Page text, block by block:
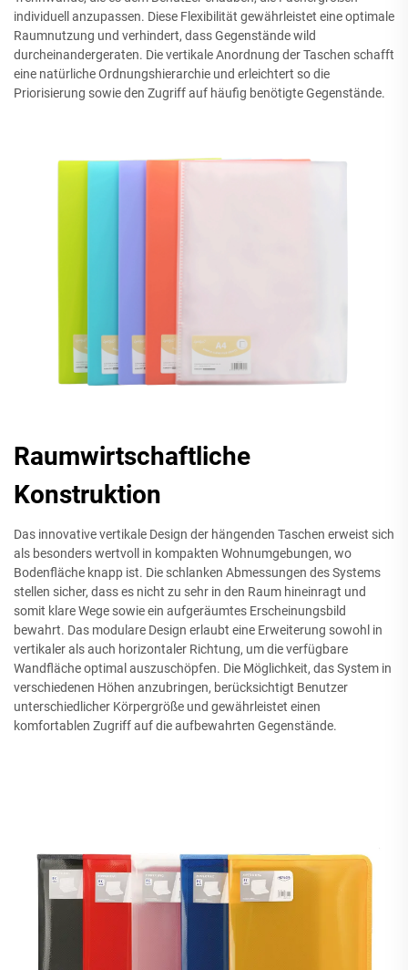
individuell anzupassen. Diese Flexibilität gewährleistet eine optimale
Raumnutzung und verhindert, dass Gegenstände wild
durcheinandergeraten. Die vertikale Anordnung der Taschen schafft
eine natürliche Ordnungshierarchie und erleichtert so die
Priorisierung sowie den Zugriff auf häufig benötigte Gegenstände.
Raumwirtschaftliche
Konstruktion
Das innovative vertikale Design der hängenden Taschen erweist sich
als besonders wertvoll in kompakten Wohnumgebungen, wo
Bodenfläche knapp ist. Die schlanken Abmessungen des Systems
stellen sicher, dass es nicht zu sehr in den Raum hineinragt und
somit klare Wege sowie ein aufgeräumtes Erscheinungsbild
bewahrt. Das modulare Design erlaubt eine Erweiterung sowohl in
vertikaler als auch horizontaler Richtung, um die verfügbare
Wandfläche optimal auszuschöpfen. Die Möglichkeit, das System in
verschiedenen Höhen anzubringen, berücksichtigt Benutzer
unterschiedlicher Körpergröße und gewährleistet einen
komfortablen Zugriff auf die aufbewahrten Gegenstände.